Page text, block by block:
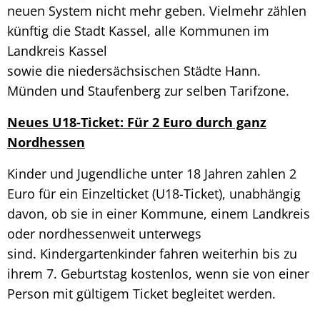
neuen System nicht mehr geben. Vielmehr zählen
künftig die Stadt Kassel, alle Kommunen im
Landkreis Kassel
sowie die niedersächsischen Städte Hann.
Münden und Staufenberg zur selben Tarifzone.
Neues U18-Ticket: Für 2 Euro durch ganz
Nordhessen
Kinder und Jugendliche unter 18 Jahren zahlen 2
Euro für ein Einzelticket (U18-Ticket), unabhängig
davon, ob sie in einer Kommune, einem Landkreis
oder nordhessenweit unterwegs
sind. Kindergartenkinder fahren weiterhin bis zu
ihrem 7. Geburtstag kostenlos, wenn sie von einer
Person mit gültigem Ticket begleitet werden.